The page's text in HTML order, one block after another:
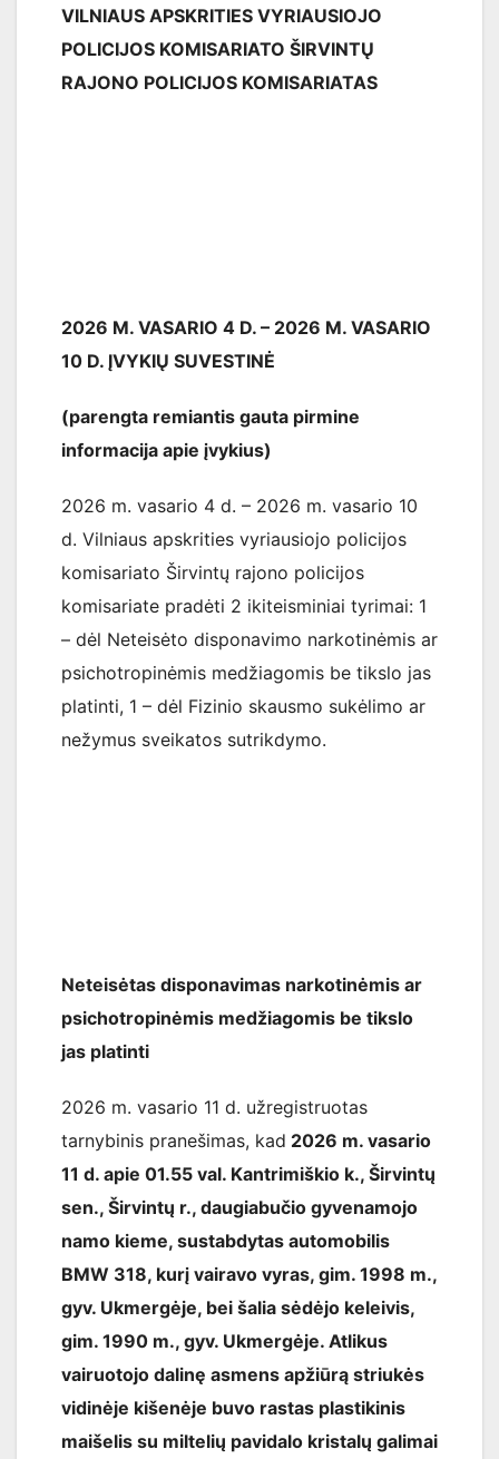
VILNIAUS APSKRITIES VYRIAUSIOJO
POLICIJOS KOMISARIATO ŠIRVINTŲ
RAJONO POLICIJOS KOMISARIATAS
2026 M. VASARIO 4 D. – 2026 M. VASARIO
10 D. ĮVYKIŲ SUVESTINĖ
(parengta remiantis gauta pirmine
informacija apie įvykius)
2026 m. vasario 4 d. – 2026 m. vasario 10
d. Vilniaus apskrities vyriausiojo policijos
komisariato Širvintų rajono policijos
komisariate pradėti 2 ikiteisminiai tyrimai: 1
– dėl Neteisėto disponavimo narkotinėmis ar
psichotropinėmis medžiagomis be tikslo jas
platinti, 1 – dėl Fizinio skausmo sukėlimo ar
nežymus sveikatos sutrikdymo.
Neteisėtas disponavimas narkotinėmis ar
psichotropinėmis medžiagomis be tikslo
jas platinti
2026 m. vasario 11 d. užregistruotas
tarnybinis pranešimas, kad 2026 m. vasario
11 d. apie 01.55 val. Kantrimiškio k., Širvintų
sen., Širvintų r., daugiabučio gyvenamojo
namo kieme, sustabdytas automobilis
BMW 318, kurį vairavo vyras, gim. 1998 m.,
gyv. Ukmergėje, bei šalia sėdėjo keleivis,
gim. 1990 m., gyv. Ukmergėje. Atlikus
vairuotojo dalinę asmens apžiūrą striukės
vidinėje kišenėje buvo rastas plastikinis
maišelis su miltelių pavidalo kristalų galimai